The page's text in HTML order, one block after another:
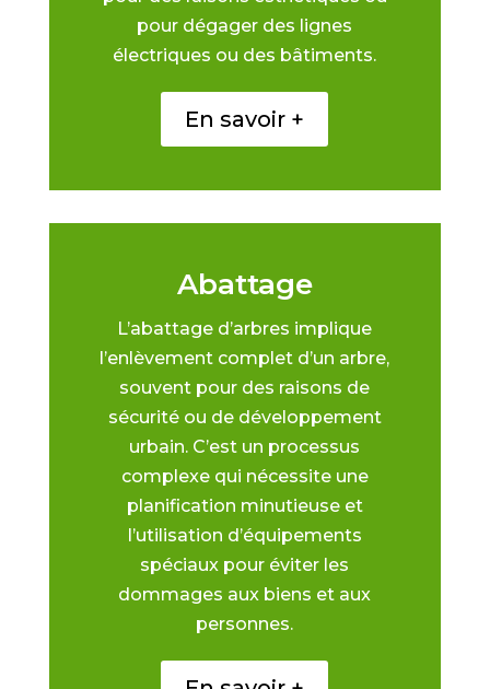
pour dégager des lignes
électriques ou des bâtiments.
En savoir +
Abattage
L’abattage d’arbres implique
l’enlèvement complet d’un arbre,
souvent pour des raisons de
sécurité ou de développement
urbain. C’est un processus
complexe qui nécessite une
planification minutieuse et
l’utilisation d’équipements
spéciaux pour éviter les
dommages aux biens et aux
personnes.